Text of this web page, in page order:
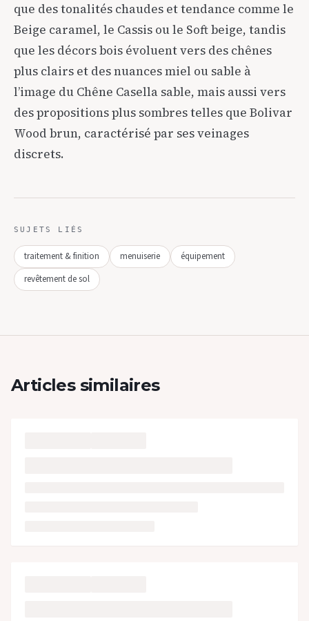
que des tonalités chaudes et tendance comme le
Beige caramel, le Cassis ou le Soft beige, tandis
que les décors bois évoluent vers des chênes
plus clairs et des nuances miel ou sable à
l’image du Chêne Casella sable, mais aussi vers
des propositions plus sombres telles que Bolivar
Wood brun, caractérisé par ses veinages
discrets.
SUJETS LIÉS
traitement & finition menuiserie
équipement
revêtement de sol
Articles similaires